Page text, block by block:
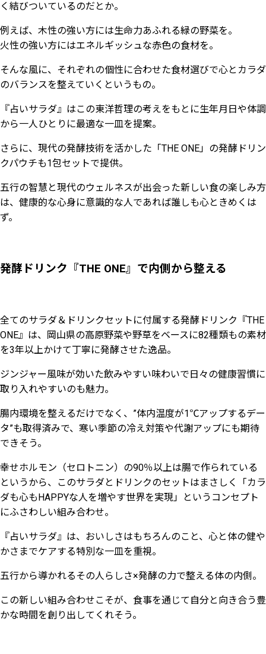
く結びついているのだとか。
例えば、木性の強い方には生命力あふれる緑の野菜を。
火性の強い方にはエネルギッシュな赤色の食材を。
そんな風に、それぞれの個性に合わせた食材選びで心とカラダ
のバランスを整えていくというもの。
『占いサラダ』はこの東洋哲理の考えをもとに生年月日や体調
から一人ひとりに最適な一皿を提案。
さらに、現代の発酵技術を活かした「THE ONE」の発酵ドリン
クパウチも1包セットで提供。
五行の智慧と現代のウェルネスが出会った新しい食の楽しみ方
は、健康的な心身に意識的な人であれば誰しも心ときめくは
ず。
発酵ドリンク『THE ONE』で内側から整える
全てのサラダ＆ドリンクセットに付属する発酵ドリンク『THE
ONE』は、岡山県の高原野菜や野草をベースに82種類もの素材
を3年以上かけて丁寧に発酵させた逸品。
ジンジャー風味が効いた飲みやすい味わいで日々の健康習慣に
取り入れやすいのも魅力。
腸内環境を整えるだけでなく、”体内温度が1℃アップするデー
タ”も取得済みで、寒い季節の冷え対策や代謝アップにも期待
できそう。
幸せホルモン（セロトニン）の90％以上は腸で作られている
というから、このサラダとドリンクのセットはまさしく「カラ
ダも心もHAPPYな人を増やす世界を実現」というコンセプト
にふさわしい組み合わせ。
『占いサラダ』は、おいしさはもちろんのこと、心と体の健や
かさまでケアする特別な一皿を重視。
五行から導かれるその人らしさ×発酵の力で整える体の内側。
この新しい組み合わせこそが、食事を通じて自分と向き合う豊
かな時間を創り出してくれそう。